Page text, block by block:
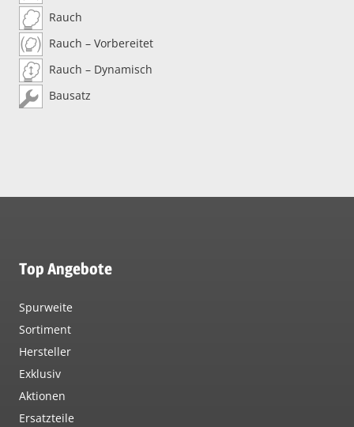
Rauch
Rauch – Vorbereitet
Rauch – Dynamisch
Bausatz
Top Angebote
Spurweite
Sortiment
Hersteller
Exklusiv
Aktionen
Ersatzteile